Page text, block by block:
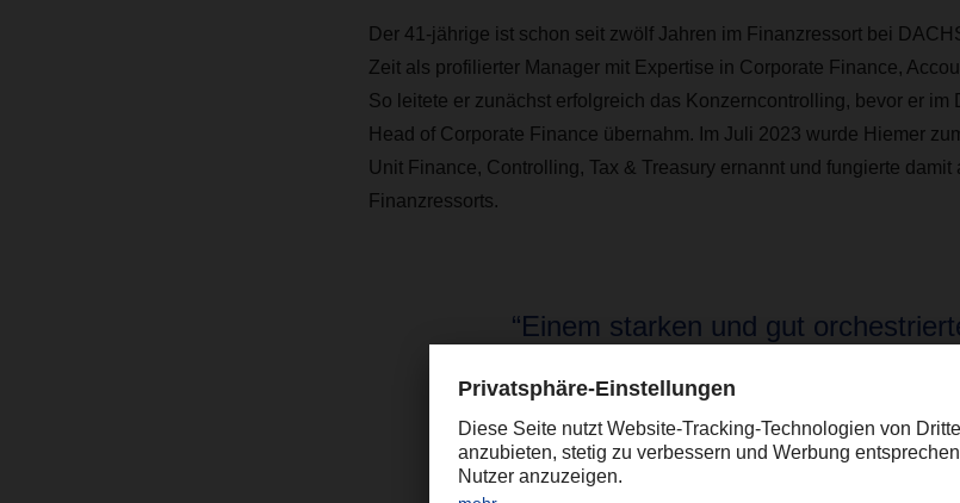
Der 41-jährige ist schon seit zwölf Jahren im Finanzressort bei
Zeit als profilierter Manager mit Expertise in Corporate Finance,
So leitete er zunächst erfolgreich das Konzerncontrolling, bevor er im
Head of Corporate Finance übernahm. Im Juli 2023 wurde Hiemer
Unit Finance, Controlling, Tax & Treasury ernannt und fungierte
Finanzressorts.
“Einem starken und gut
CEO Burkhard Eling